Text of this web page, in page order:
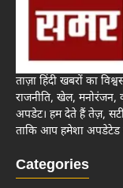
ताज़ा हिंदी खबरों का
राजनीति, खेल, मनोरंजन,
अपडेट। हम देते हैं तेज़,
ताकि आप हमेशा अपडेटेड
Categories